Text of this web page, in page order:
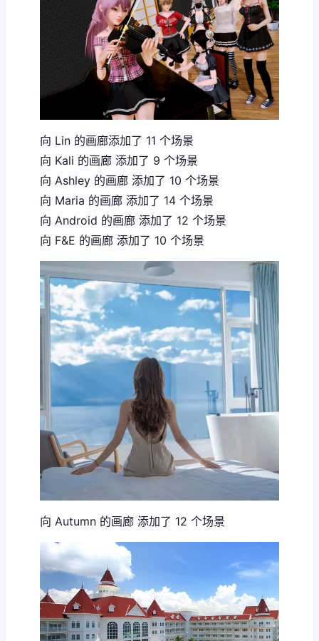
向 Lin 的画廊添加了 11 个场景
向 Kali 的画廊 添加了 9 个场景
向 Ashley 的画廊 添加了 10 个场景
向 Maria 的画廊 添加了 14 个场景
向 Android 的画廊 添加了 12 个场景
向 F&E 的画廊 添加了 10 个场景
向 Autumn 的画廊 添加了 12 个场景